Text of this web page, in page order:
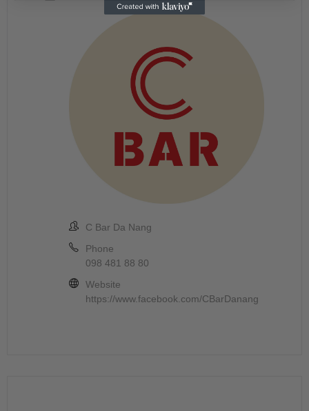
C Bar Da Nang
Phone
098 481 88 80
Website
https://www.facebook.com/CBarDanang